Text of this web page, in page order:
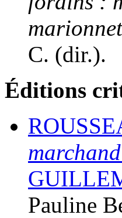
C. (dir.).
Éditions
Pauline